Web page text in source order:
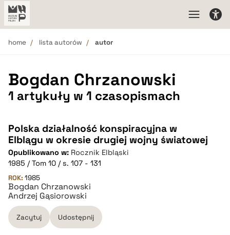
home lista autorów autor
Bogdan Chrzanowski
1 artykuły w 1 czasopismach
Polska działalność konspiracyjna w
Elblągu w okresie drugiej wojny światowej
Opublikowano w: Rocznik Elbląski
1985 / Tom 10 / s. 107 - 131
ROK: 1985
Bogdan Chrzanowski
Andrzej Gąsiorowski
Zacytuj Udostępnij